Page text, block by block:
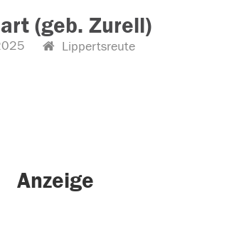
(geb. Zurell)
Lippertsreute
Anzeige